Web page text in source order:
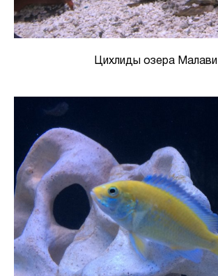
Цихлиды озера Малави